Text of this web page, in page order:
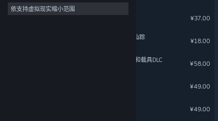
3D 43
依支持虚拟现实缩小范围
盛夏离与合
¥37.00
了不起的修仙模拟器 - 武当仙踪
¥18.00
星砂岛 欧式梦幻家具、服装和载具DLC
¥58.00
¥49.00
¥49.00